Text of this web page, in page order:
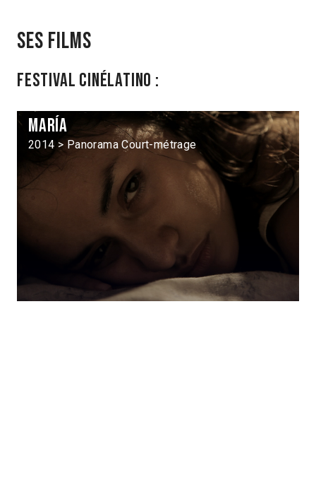
Ses films
Festival Cinélatino :
María
2014 > Panorama Court-métrage